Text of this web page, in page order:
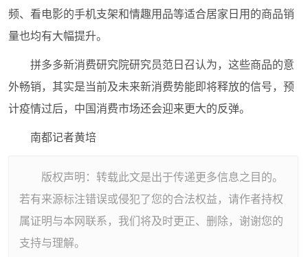
频、看电影的手机支架和情趣用品等适合居家日用的商品销
量也均有大幅提升。
拼多多新消费研究院研究员范日召认为，这些商品的意
外畅销，其实是当前及未来新消费势能即将释放的信号，预
计疫情过后，中国消费市场还会迎来更大的反弹。
南都记者黄培
版权声明：转载此文是出于传递更多信息之目的。
若有来源标注错误或侵犯了您的合法权益，请作者持权
属证明与本网联系，我们将及时更正、删除，谢谢您的
支持与理解。